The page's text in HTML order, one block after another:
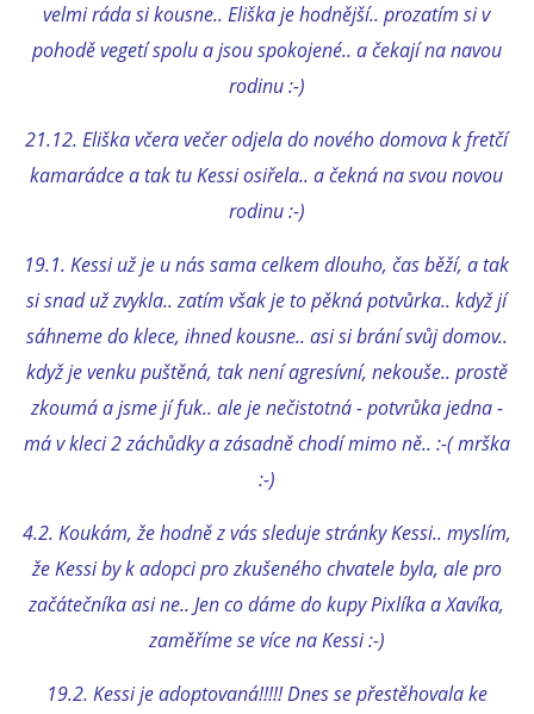
KASTRACE
E - S H O P
HISTORIE 2022
O NÁS :-)
KONTAKT
JAK NÁM POMOCI
velmi ráda si kousne.. Eliška je hodnější.. prozatím si v
pohodě vegetí spolu a jsou spokojené.. a čekají na navou
rodinu :-)
21.12. Eliška včera večer odjela do nového domova k fretčí
kamarádce a tak tu Kessi osiřela.. a čekná na svou novou
rodinu :-)
19.1. Kessi už je u nás sama celkem dlouho, čas běží, a tak
si snad už zvykla.. zatím však je to pěkná potvůrka.. když jí
sáhneme do klece, ihned kousne.. asi si brání svůj domov..
když je venku puštěná, tak není agresívní, nekouše.. prostě
zkoumá a jsme jí fuk.. ale je nečistotná - potvrůka jedna -
má v kleci 2 záchůdky a zásadně chodí mimo ně.. :-( mrška
:-)
4.2. Koukám, že hodně z vás sleduje stránky Kessi.. myslím,
že Kessi by k adopci pro zkušeného chvatele byla, ale pro
začátečníka asi ne.. Jen co dáme do kupy Pixlíka a Xavíka,
zaměříme se více na Kessi :-)
19.2. Kessi je adoptovaná!!!!! Dnes se přestěhovala ke